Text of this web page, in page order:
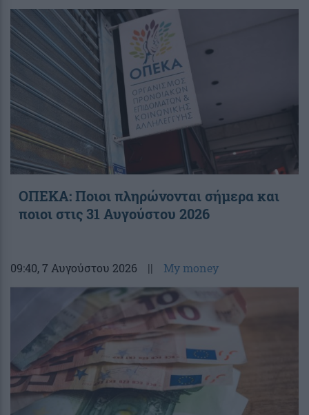
ΟΠΕΚΑ: Ποιοι πληρώνονται σήμερα και
ποιοι στις 31 Αυγούστου 2026
09:40, 7 Αυγούστου 2026 || My money